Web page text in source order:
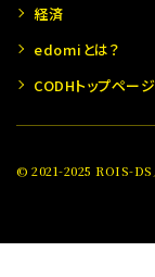
経済
edomiとは？
CODHトップページ
© 2021-2025 ROIS-DS